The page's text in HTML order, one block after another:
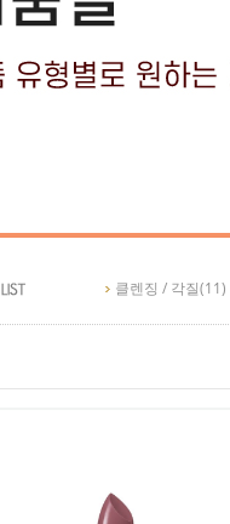
클렌징 / 각질(11)